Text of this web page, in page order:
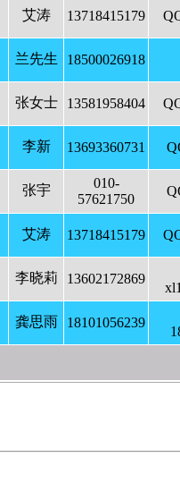
艾涛 13718415179
兰先生 18500026918
张女士 13581958404
李新 13693360731
张宇
010-
57621750
艾涛 13718415179
李晓莉 13602172869
龚思雨 18101056239